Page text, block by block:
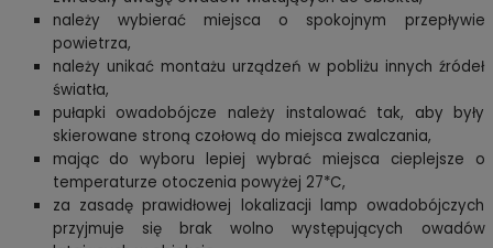
należy wybierać miejsca o spokojnym przepływie
powietrza,
należy unikać montażu urządzeń w pobliżu innych źródeł
światła,
pułapki owadobójcze należy instalować tak, aby były
skierowane stroną czołową do miejsca zwalczania,
mając do wyboru lepiej wybrać miejsca cieplejsze o
temperaturze otoczenia powyżej 27*C,
za zasadę prawidłowej lokalizacji lamp owadobójczych
przyjmuje się brak wolno występujących owadów